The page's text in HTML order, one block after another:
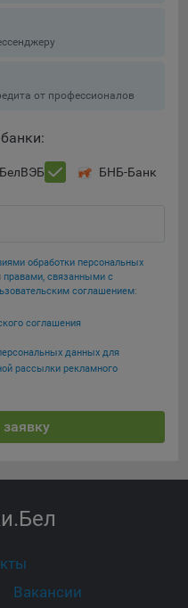
от профессионалов
БНБ-Банк
обработки персональных
правами, связанными с
соглашением:
соглашения
данных для
рассылки рекламного
.Бел
Вакансии